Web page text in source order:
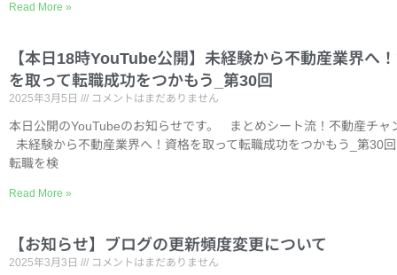
Read More »
【本日18時YouTube公開】未経験から不動産業界へ
を取って転職成功をつかもう_第30回
2025年3月5日 コメントはまだありません
本日公開のYouTubeのお知らせです。 まとめシート流！不動産チャ
未経験から不動産業界へ！資格を取って転職成功をつかもう_第
転職を検
Read More »
【お知らせ】ブログの更新頻度変更について
2025年3月3日 コメントはまだありません